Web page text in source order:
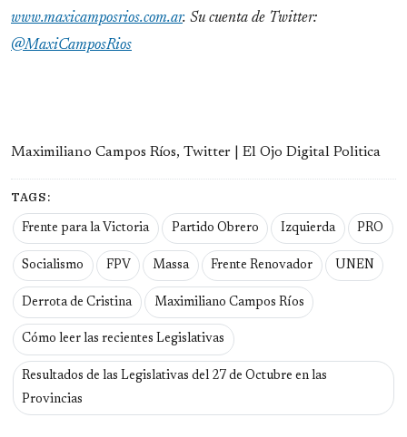
www.maxicamposrios.com.ar. Su cuenta de Twitter:
@MaxiCamposRios
Maximiliano Campos Ríos, Twitter | El Ojo Digital Politica
TAGS:
Frente para la Victoria Partido Obrero Izquierda PRO
Socialismo FPV Massa Frente Renovador UNEN
Derrota de Cristina Maximiliano Campos Ríos
Cómo leer las recientes Legislativas
Resultados de las Legislativas del 27 de Octubre en las
Provincias